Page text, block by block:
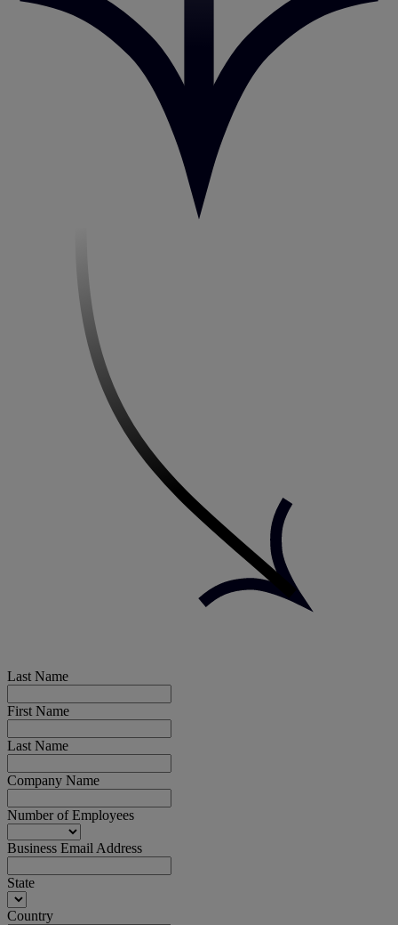
Last Name
First Name
Last Name
Company Name
Number of Employees
Business Email Address
State
Country